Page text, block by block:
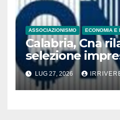
ASSOCIAZIONISMO ECONOMIA E
Calabria, Cna
selezione
Heritagetex
LUG 27, 2026